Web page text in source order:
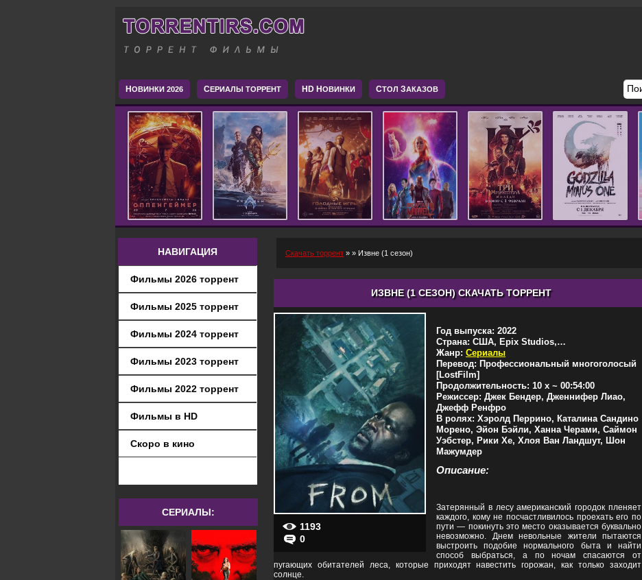
НОВИНКИ 2026 СЕРИАЛЫ ТОРРЕНТ HD НОВИНКИ СТОЛ ЗАКАЗОВ
НАВИГАЦИЯ
Фильмы 2026 торрент
Фильмы 2025 торрент
Фильмы 2024 торрент
Фильмы 2023 торрент
Фильмы 2022 торрент
Фильмы в HD
Скоро в кино
СЕРИАЛЫ:
Скачать торрент » » Извне (1 сезон)
ИЗВНЕ (1 СЕЗОН) СКАЧАТЬ ТОРРЕНТ
1193
0
Год выпуска: 2022
Страна: США, Epix Studios, MGM International TV Distribution, MGM Television, Midnight Radio, Russo Brothers
Жанр: Сериалы
Перевод: Профессиональный многоголосый
[LostFilm]
Продолжительность: 10 x ~ 00:54:00
Режиссер: Джек Бендер, Дженнифер Лиао,
Джефф Ренфро
В ролях: Хэролд Перрино, Каталина Сандино
Морено, Эйон Бэйли, Ханна Черами, Саймон
Уэбстер, Рики Хе, Хлоя Ван Ландшут, Шон
Мажумдер
Описание:
Затерянный в лесу американский городок пленяет
каждого, кому не посчастливилось проехать его по
пути — покинуть это место оказывается буквально
невозможно. Днем невольные жители пытаются
выстроить подобие нормального быта и найти
способ выбраться, а по ночам спасаются от
пугающих обитателей леса, которые приходят навестить горожан, как только заходит
солнце.